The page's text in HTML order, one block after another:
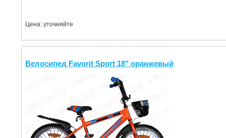
Цена: уточняйте
Велосипед Favorit Sport 18" оранжевый